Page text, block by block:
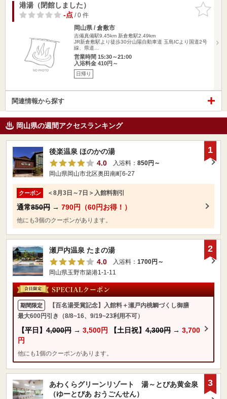
お気に入
りに追加
港湯（閉館しました）
-点/ 0 件
岡山県 / 倉敷市
吉備真備駅9.45km 新倉敷駅2.49km
JR新倉敷駅より徒歩30分山陽自動車道 玉島ICより国道2号
線、県道…
営業時間 15:30～21:00
入浴料金 410円～
日帰り
関連情報から探す
岡山県の週間アクセスランキング
後楽温泉 ほのかの湯
4.0
入浴料： 850円～
岡山県岡山市北区奥田南町6-27
クーポン ＜8月3日～7日＞入館料割引
通常850円 → 790円（60円お得！）
他にも3個のクーポンがあります。
1
瀬戸内温泉 たまの湯
4.0
入浴料： 1700円～
岡山県玉野市築港1-1-11
期間限定
【百名湯受賞記念】入館料＋瀬戸内桃鯛づくし御膳
最大600円引き（8/8~16、9/19~23利用不可）
【平日】 4,000円 → 3,500円 【土日祝】 4,300円 → 3,700
円
他にも1個のクーポンがあります。
2
あわくらグリーンリゾート 湯～とぴあ黄金泉
（ゆーとぴあ おうごんせん）
3